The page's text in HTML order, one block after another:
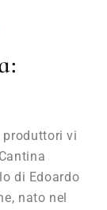
produttori vi
di Edoardo
nato nel